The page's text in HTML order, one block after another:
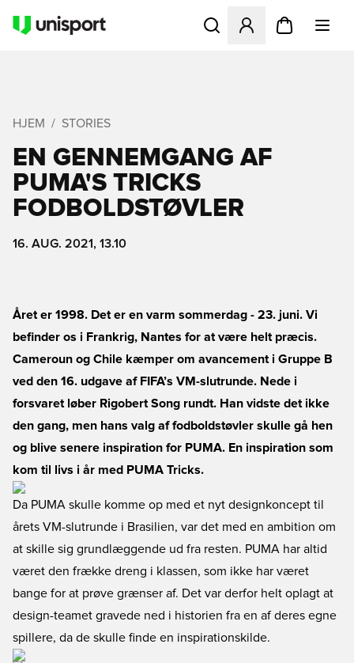
Åbner en Modal til at
HJEM STORIES
EN GENNEMGANG AF
PUMA'S TRICKS
FODBOLDSTØVLER
16. AUG. 2021, 13.10
Året er 1998. Det er en varm sommerdag - 23. juni. Vi
befinder os i Frankrig, Nantes for at være helt præcis.
Cameroun og Chile kæmper om avancement i Gruppe B
ved den 16. udgave af FIFA’s VM-slutrunde. Nede i
forsvaret løber Rigobert Song rundt. Han vidste det ikke
den gang, men hans valg af fodboldstøvler skulle gå hen
og blive senere inspiration for PUMA. En inspiration som
kom til livs i år med PUMA Tricks.
Da PUMA skulle komme op med et nyt designkoncept til
årets VM-slutrunde i Brasilien, var det med en ambition om
at skille sig grundlæggende ud fra resten. PUMA har altid
været den frække dreng i klassen, som ikke har været
bange for at prøve grænser af. Det var derfor helt oplagt at
design-teamet gravede ned i historien fra en af deres egne
spillere, da de skulle finde en inspirationskilde.